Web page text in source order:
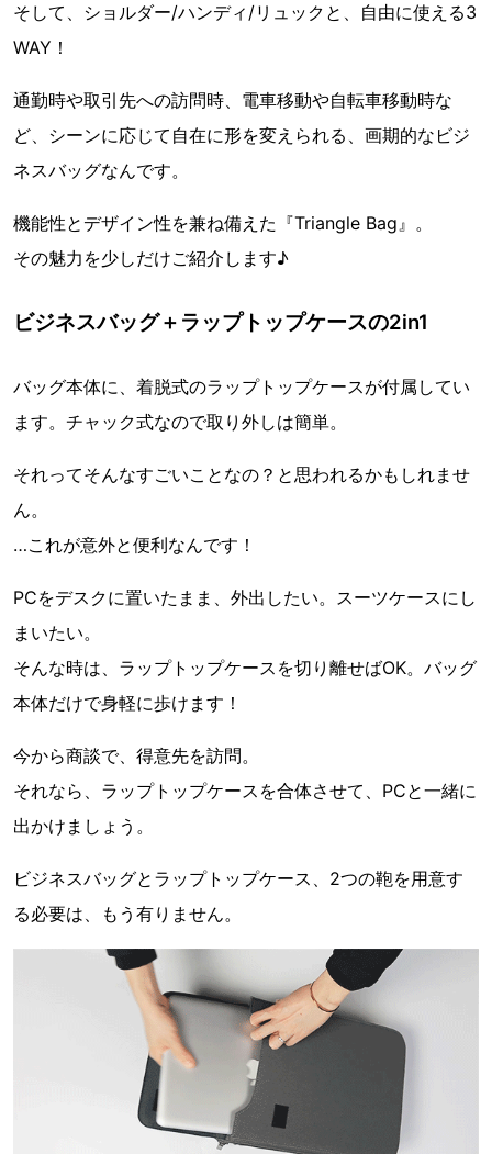
そして、ショルダー/ハンディ/リュックと、自由に使える3
WAY！
通勤時や取引先への訪問時、電車移動や自転車移動時な
ど、シーンに応じて自在に形を変えられる、画期的なビジ
ネスバッグなんです。
機能性とデザイン性を兼ね備えた『Triangle Bag』。
その魅力を少しだけご紹介します♪
ビジネスバッグ＋ラップトップケースの2in1
バッグ本体に、着脱式のラップトップケースが付属してい
ます。チャック式なので取り外しは簡単。
それってそんなすごいことなの？と思われるかもしれませ
ん。
…これが意外と便利なんです！
PCをデスクに置いたまま、外出したい。スーツケースにし
まいたい。
そんな時は、ラップトップケースを切り離せばOK。バッグ
本体だけで身軽に歩けます！
今から商談で、得意先を訪問。
それなら、ラップトップケースを合体させて、PCと一緒に
出かけましょう。
ビジネスバッグとラップトップケース、2つの鞄を用意す
る必要は、もう有りません。